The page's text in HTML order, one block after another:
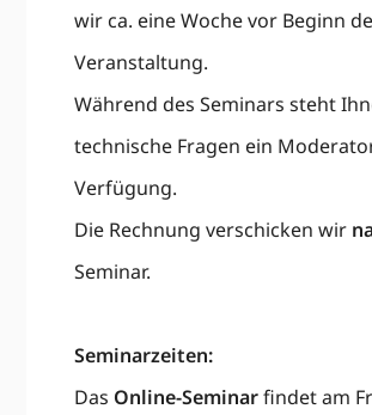
wir ca. eine Woche vor Beginn
Veranstaltung.
Während des Seminars steht
technische Fragen ein
Verfügung.
Die Rechnung verschicken wir
Seminar.
Seminarzeiten:
Das Online-Seminarfindet am